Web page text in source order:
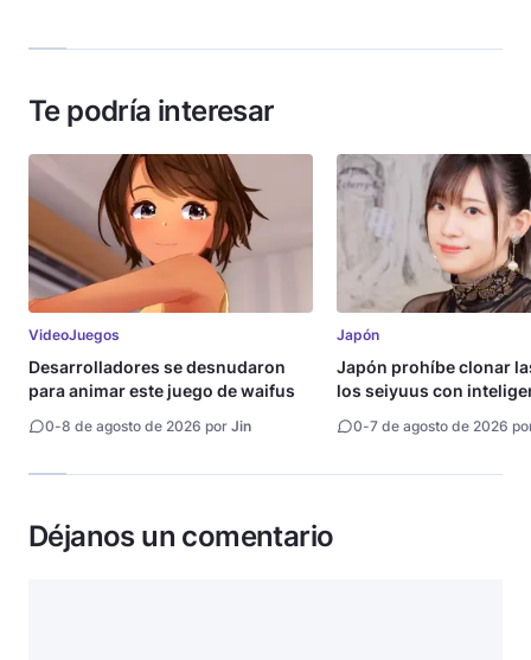
Te podría interesar
VideoJuegos
Desarrolladores se desnudaron
para animar este juego de waifus
0-8 de agosto de 2026 por Jin
Japón
Japón prohíbe clonar
los seiyuus con
0-7 de agosto de 2026
Déjanos un comentario